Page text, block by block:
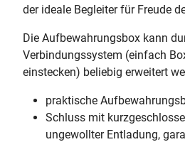
der ideale Begleiter für Freude
Die Aufbewahrungsbox kann
Verbindungssystem (einfach
einstecken) beliebig erweitert
praktische
Schluss mit
ungewollter Entladung,